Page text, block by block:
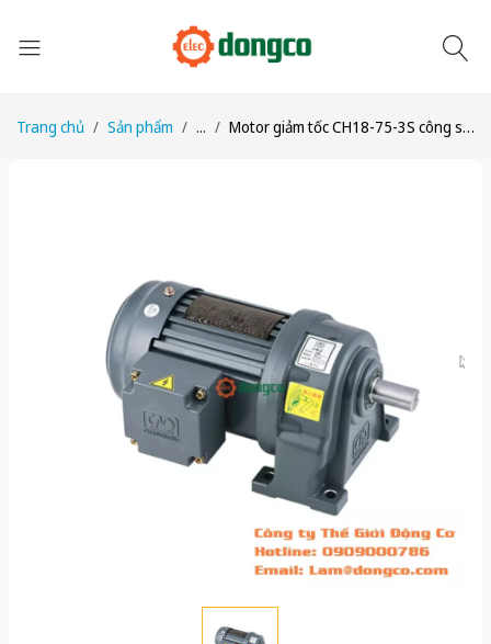
Trang chủ Sản phẩm ... Motor giảm tốc CH18-75-3S công suất 1/10HP (75W) tỉ số truyền 1/3